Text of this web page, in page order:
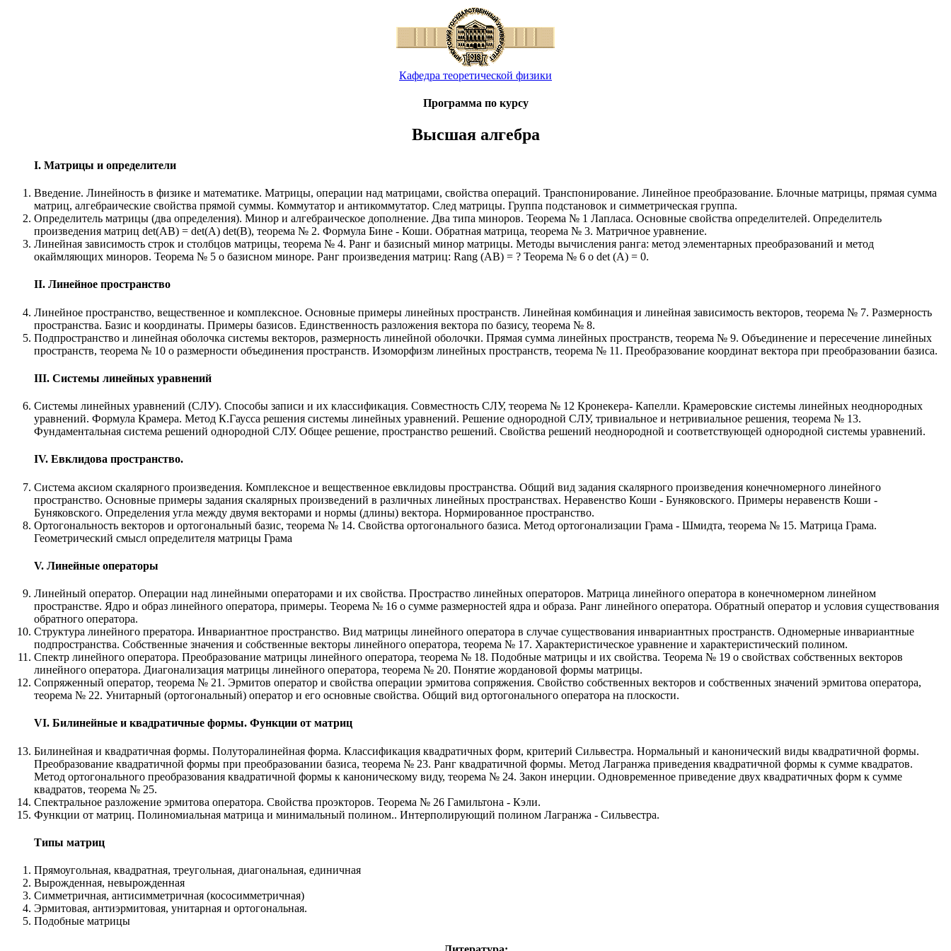
Кафедра теоретической физики
Программа по курсу
Высшая алгебра
I. Матрицы и определители
Введение. Линейность в физике и математике. Матрицы, операции над матрицами, свойства операций. Транспонирование. Линейное преобразование. Блочные матрицы, прямая сумма
матриц, алгебраические свойства прямой суммы. Коммутатор и антикоммутатор. След матрицы. Группа подстановок и симметрическая группа.
Определитель матрицы (два определения). Минор и алгебраическое дополнение. Два типа миноров. Теорема № 1 Лапласа. Основные свойства определителей. Определитель
произведения матриц det(AB) = det(A) det(B), теорема № 2. Формула Бине - Коши. Обратная матрица, теорема № 3. Матричное уравнение.
Линейная зависимость строк и столбцов матрицы, теорема № 4. Ранг и базисный минор матрицы. Методы вычисления ранга: метод элементарных преобразований и метод
окаймляющих миноров. Теорема № 5 о базисном миноре. Ранг произведения матриц: Rang (AB) = ? Теорема № 6 о det (A) = 0.
II. Линейное пространство
Линейное пространство, вещественное и комплексное. Основные примеры линейных пространств. Линейная комбинация и линейная зависимость векторов, теорема № 7. Размерность
пространства. Базис и координаты. Примеры базисов. Единственность разложения вектора по базису, теорема № 8.
Подпространство и линейная оболочка системы векторов, размерность линейной оболочки. Прямая сумма линейных пространств, теорема № 9. Объединение и пересечение линейных
пространств, теорема № 10 о размерности объединения пространств. Изоморфизм линейных пространств, теорема № 11. Преобразование координат вектора при преобразовании базиса.
III. Системы линейных уравнений
Системы линейных уравнений (СЛУ). Способы записи и их классификация. Совместность СЛУ, теорема № 12 Кронекера- Капелли. Крамеровские системы линейных неоднородных
уравнений. Формула Крамера. Метод К.Гаусса решения системы линейных уравнений. Решение однородной СЛУ, тривиальное и нетривиальное решения, теорема № 13.
Фундаментальная система решений однородной СЛУ. Общее решение, пространство решений. Свойства решений неоднородной и соответствующей однородной системы уравнений.
IV. Евклидова пространство.
Система аксиом скалярного произведения. Комплексное и вещественное евклидовы пространства. Общий вид задания скалярного произведения конечномерного линейного
пространство. Основные примеры задания скалярных произведений в различных линейных пространствах. Неравенство Коши - Буняковского. Примеры неравенств Коши -
Буняковского. Определения угла между двумя векторами и нормы (длины) вектора. Нормированное пространство.
Ортогональность векторов и ортогональный базис, теорема № 14. Свойства ортогонального базиса. Метод ортогонализации Грама - Шмидта, теорема № 15. Матрица Грама.
Геометрический смысл определителя матрицы Грама
V. Линейные операторы
Линейный оператор. Операции над линейными операторами и их свойства. Простраство линейных операторов. Матрица линейного оператора в конечномерном линейном
пространстве. Ядро и образ линейного оператора, примеры. Теорема № 16 о сумме размерностей ядра и образа. Ранг линейного оператора. Обратный оператор и условия существования
обратного оператора.
Структура линейного прератора. Инвариантное пространство. Вид матрицы линейного оператора в случае существования инвариантных пространств. Одномерные инвариантные
подпространства. Собственные значения и собственные векторы линейного оператора, теорема № 17. Характеристическое уравнение и характеристический полином.
Спектр линейного оператора. Преобразование матрицы линейного оператора, теорема № 18. Подобные матрицы и их свойства. Теорема № 19 о свойствах собственных векторов
линейного оператора. Диагонализация матрицы линейного оператора, теорема № 20. Понятие жордановой формы матрицы.
Сопряженный оператор, теорема № 21. Эрмитов оператор и свойства операции эрмитова сопряжения. Свойство собственных векторов и собственных значений эрмитова оператора,
теорема № 22. Унитарный (ортогональный) оператор и его основные свойства. Общий вид ортогонального оператора на плоскости.
VI. Билинейные и квадратичные формы. Функции от матриц
Билинейная и квадратичная формы. Полуторалинейная форма. Классификация квадратичных форм, критерий Сильвестра. Нормальный и канонический виды квадратичной формы.
Преобразование квадратичной формы при преобразовании базиса, теорема № 23. Ранг квадратичной формы. Метод Лагранжа приведения квадратичной формы к сумме квадратов.
Метод ортогонального преобразования квадратичной формы к каноническому виду, теорема № 24. Закон инерции. Одновременное приведение двух квадратичных форм к сумме
квадратов, теорема № 25.
Спектральное разложение эрмитова оператора. Свойства проэкторов. Теорема № 26 Гамильтона - Кэли.
Функции от матриц. Полиномиальная матрица и минимальный полином.. Интерполирующий полином Лагранжа - Сильвестра.
Типы матриц
Прямоугольная, квадратная, треугольная, диагональная, единичная
Вырожденная, невырожденная
Симметричная, антисимметричная (кососимметричная)
Эрмитовая, антиэрмитовая, унитарная и ортогональная.
Подобные матрицы